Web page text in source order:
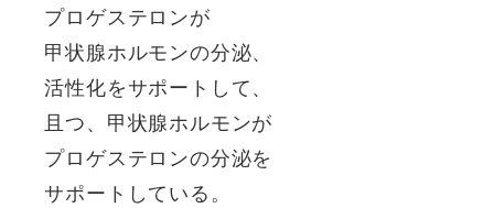
プロゲステロンが
甲状腺ホルモンの分泌、
活性化をサポートして、
且つ、甲状腺ホルモンが
プロゲステロンの分泌を
サポートしている。